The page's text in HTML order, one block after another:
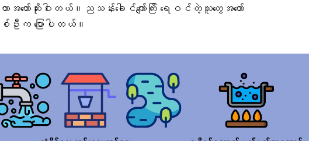
တာအတော်ဆိုးဝါးတယ်။ညသန်း‌ခေါင်ကျော်ကြိး ရေဝင်တဲ့သူတွေအတော်
က ပြောပါတယ်။